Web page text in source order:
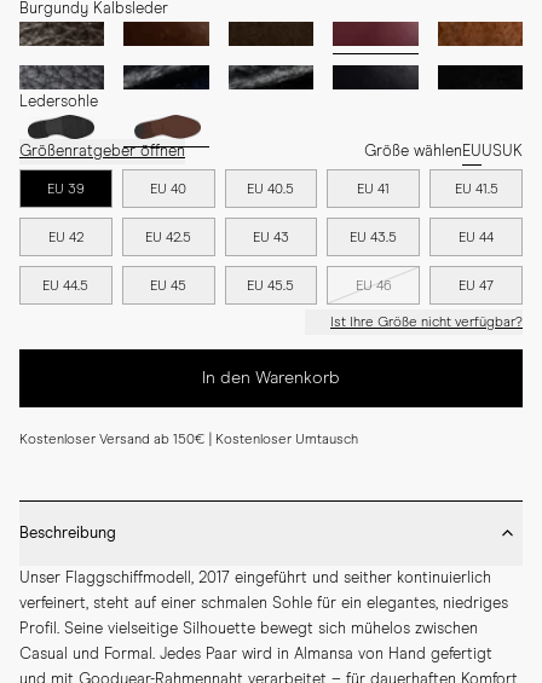
Burgundy Kalbsleder
Ledersohle
Größenratgeber öffnen Größe wählenEUUSUK
EU 39 EU 40 EU 40.5 EU 41 EU 41.5
EU 42 EU 42.5 EU 43 EU 43.5 EU 44
EU 44.5 EU 45 EU 45.5 EU 46 EU 47
Ist Ihre Größe nicht verfügbar?
In den Warenkorb
Kostenloser Versand ab 150€ | Kostenloser Umtausch
Beschreibung
Unser Flaggschiffmodell, 2017 eingeführt und seither kontinuierlich
verfeinert, steht auf einer schmalen Sohle für ein elegantes, niedriges
Profil. Seine vielseitige Silhouette bewegt sich mühelos zwischen
Casual und Formal. Jedes Paar wird in Almansa von Hand gefertigt